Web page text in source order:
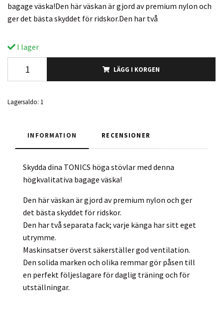
bagage väska!Den här väskan är gjord av premium nylon och
ger det bästa skyddet för ridskor.Den har två
I lager
LÄGG I KORGEN
Lagersaldo: 1
INFORMATION RECENSIONER
Skydda dina TONICS höga stövlar med denna
högkvalitativa bagage väska!
Den här väskan är gjord av premium nylon och ger
det bästa skyddet för ridskor.
Den har två separata fack; varje känga har sitt eget
utrymme.
Maskinsatser överst säkerställer god ventilation.
Den solida marken och olika remmar gör påsen till
en perfekt följeslagare för daglig träning och för
utställningar.